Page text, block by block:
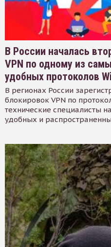
В России началась
VPN по одному из
удобных протоколов
В регионах России
блокировок VPN по
технические специалисты
удобных и